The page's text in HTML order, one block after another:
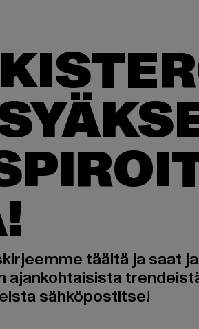
täältä ja saat
ajankohtaisista
sähköpostitse!